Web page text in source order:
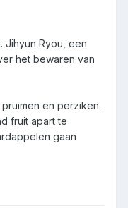
Jihyun Ryou, een
het bewaren van
en perziken.
fruit apart te
gaan